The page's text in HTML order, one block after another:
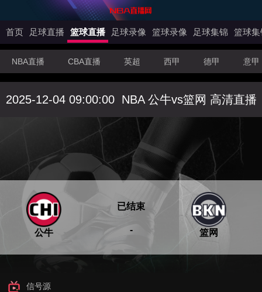
首页 足球直播 篮球直播 足球录像 篮球录像 足球集锦 篮球集
NBA直播 CBA直播 英超 西甲 德甲 意甲
2025-12-04 09:00:00 NBA 公牛vs篮网 高清直播
公牛 -
已结束
篮网
信号源